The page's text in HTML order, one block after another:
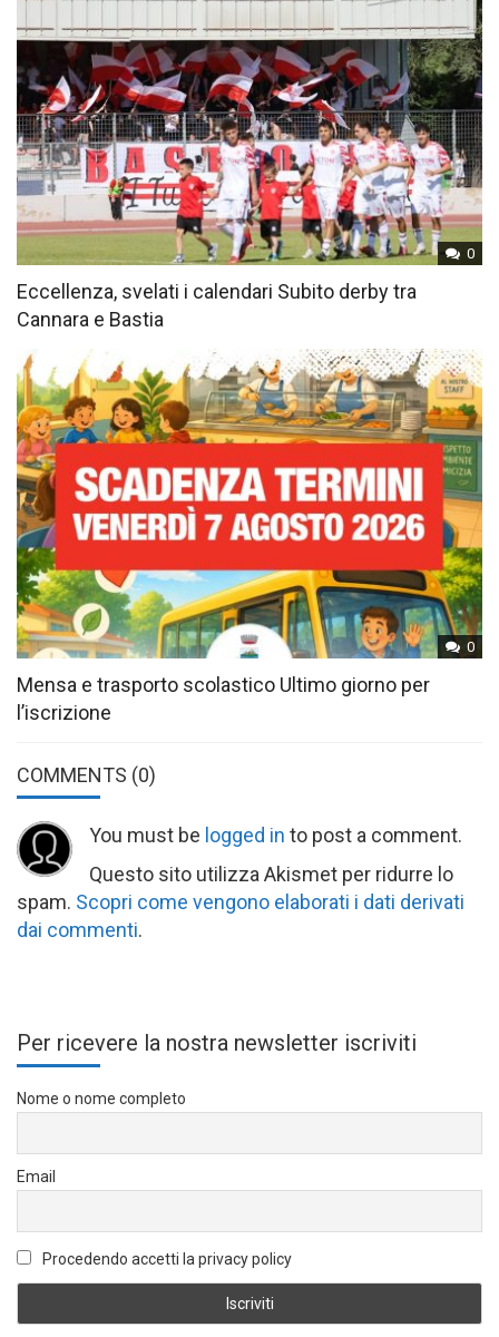
0
Eccellenza, svelati i calendari Subito derby tra
Cannara e Bastia
0
Mensa e trasporto scolastico Ultimo giorno per
l’iscrizione
COMMENTS (0)
You must be logged in to post a comment.
Questo sito utilizza Akismet per ridurre lo
spam. Scopri come vengono elaborati i dati derivati
dai commenti.
Per ricevere la nostra newsletter iscriviti
Nome o nome completo
Email
Procedendo accetti la privacy policy